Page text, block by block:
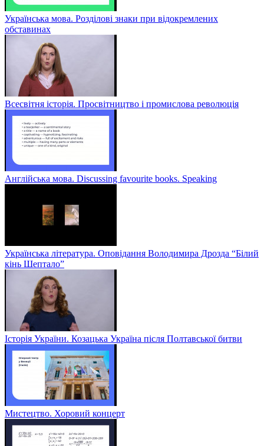
Українська мова. Розділові знаки при відокремлених
обставинах
Всесвітня історія. Просвітництво і промислова революція
Англійська мова. Discussing favourite books. Speaking
Українська література. Оповідання Володимира Дрозда “Білий
кінь Шептало”
Історія України. Козацька Україна після Полтавської битви
Мистецтво. Хоровий концерт